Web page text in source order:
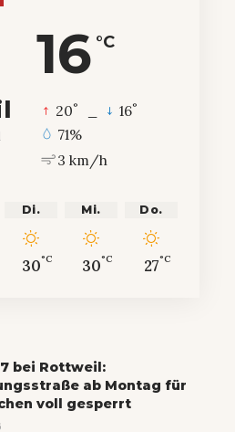
16 °C
20° 16°
71%
3 km/h
Di.
30°C
Mi.
30°C
Do.
27°C
bei Rottweil:
ab Montag für
voll gesperrt